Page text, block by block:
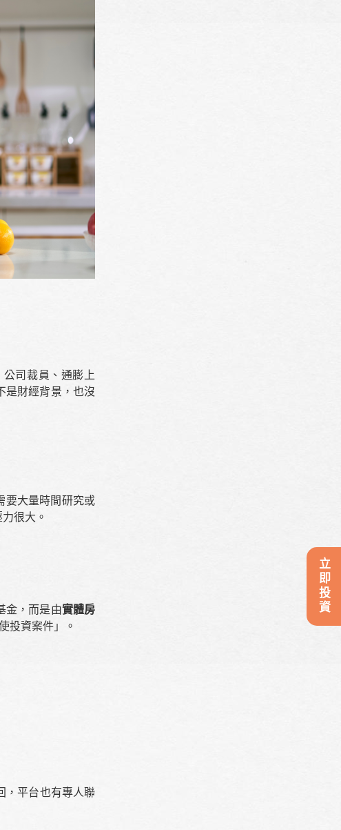
司裁員、通膨上
財經背景，也沒
大量時間研究或
很大。
金，而是由實體房
投資案件」。
，平台也有專人聯
立即投資